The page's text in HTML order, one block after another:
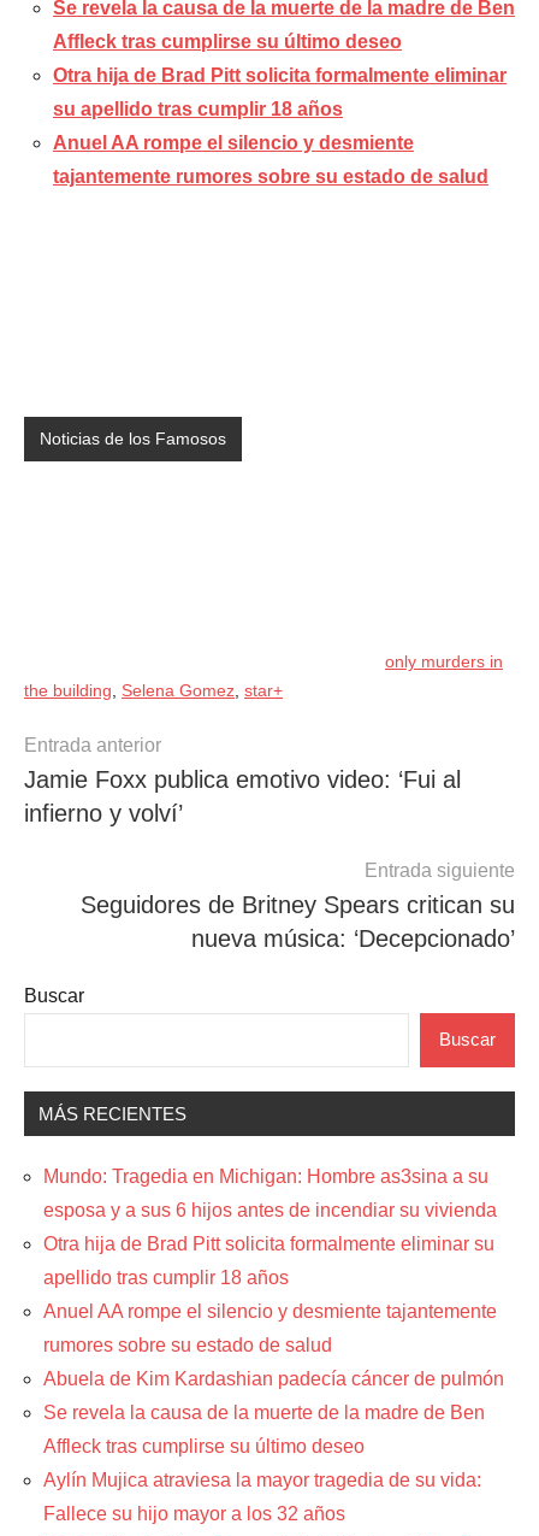
Se revela la causa de la muerte de la madre de Ben
Affleck tras cumplirse su último deseo
Otra hija de Brad Pitt solicita formalmente eliminar
su apellido tras cumplir 18 años
Anuel AA rompe el silencio y desmiente
tajantemente rumores sobre su estado de salud
Noticias de los Famosos
only murders in
the building
Selena Gomez star+
Navegación
de
entradas
Entrada anterior
Jamie Foxx publica emotivo video: ‘Fui al
infierno y volví’
Entrada siguiente
Seguidores de Britney Spears critican su
nueva música: ‘Decepcionado’
Buscar
Buscar
MÁS RECIENTES
Mundo: Tragedia en Michigan: Hombre as3sina a su
esposa y a sus 6 hijos antes de incendiar su vivienda
Otra hija de Brad Pitt solicita formalmente eliminar su
apellido tras cumplir 18 años
Anuel AA rompe el silencio y desmiente tajantemente
rumores sobre su estado de salud
Abuela de Kim Kardashian padecía cáncer de pulmón
Se revela la causa de la muerte de la madre de Ben
Affleck tras cumplirse su último deseo
Aylín Mujica atraviesa la mayor tragedia de su vida:
Fallece su hijo mayor a los 32 años